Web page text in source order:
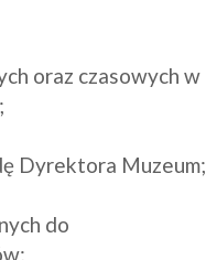
oraz czasowych w
Dyrektora Muzeum;
do